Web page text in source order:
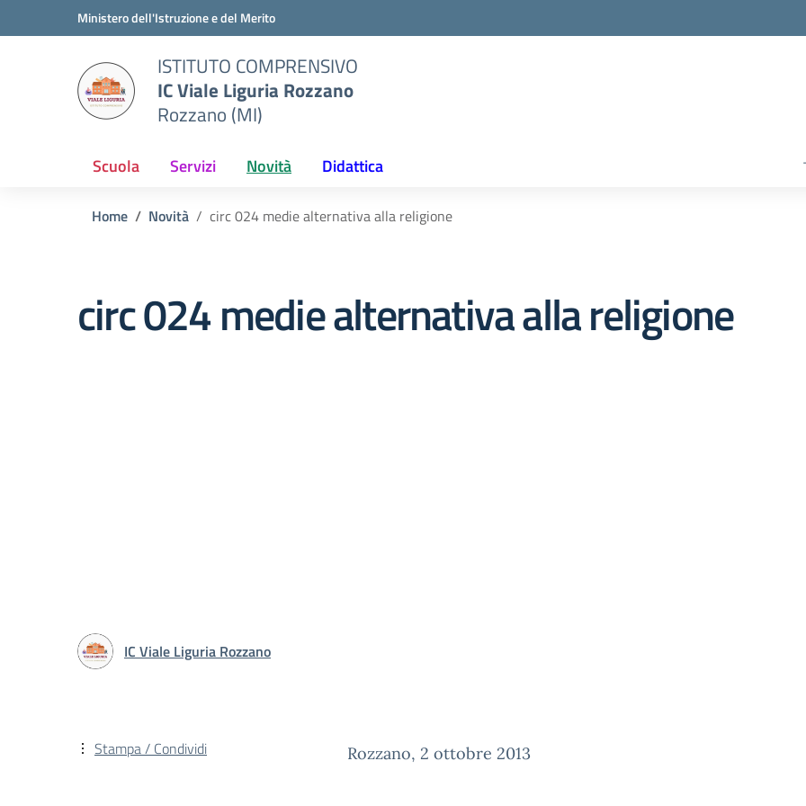
Vai ai contenuti
Vai al menu di navigazioneMinistero dell'Istruzione e del Merito
ISTITUTO COMPRENSIVO
IC Viale Liguria Rozzano
Rozzano (MI)
Scuola Servizi Novità Didattica
Home Novità circ 024 medie alternativa alla religione
circ 024 medie alternativa alla religione
IC Viale Liguria Rozzano
Rozzano, 2 ottobre 2013
Stampa / Condividi